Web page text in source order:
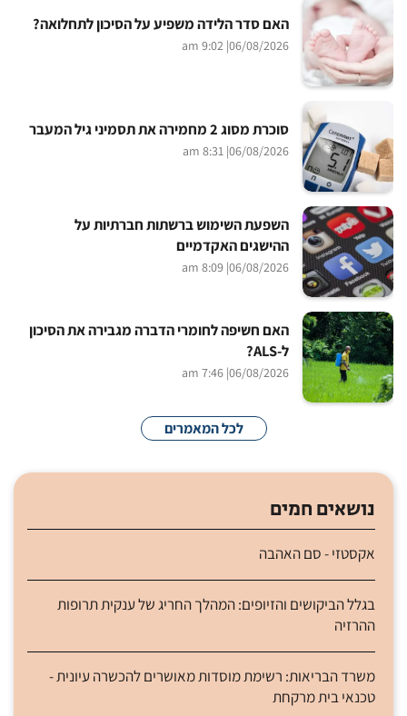
האם סדר הלידה משפיע על הסיכון לתחלואה?
06/08/2026
| 9:02 am
סוכרת מסוג 2 מחמירה את תסמיני גיל המעבר
06/08/2026
| 8:31 am
השפעת השימוש ברשתות חברתיות על
ההישגים האקדמיים
06/08/2026
| 8:09 am
האם חשיפה לחומרי הדברה מגבירה את הסיכון
ל-ALS?
06/08/2026
| 7:46 am
לכל המאמרים
נושאים חמים
אקסטזי - סם האהבה
בגלל הביקושים והזיופים: המהלך החריג של ענקית תרופות
ההרזיה
משרד הבריאות: רשימת מוסדות מאושרים להכשרה עיונית -
טכנאי בית מרקחת